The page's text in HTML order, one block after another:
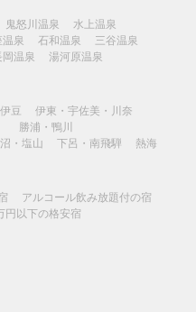
鬼怒川温泉
水上温泉
泉 石和温泉
三谷温泉
温泉 湯河原温泉
豆
伊東・宇佐美・川奈
勝浦・鴨川
・塩山 下呂・南飛騨 熱海
アルコール飲み放題付の宿
円以下の格安宿